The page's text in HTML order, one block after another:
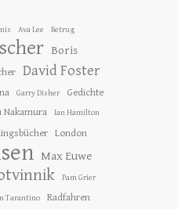
Ava Lee Betrug
Boris
David Foster
Garry Disher
Gedichte
Nakamura Ian Hamilton
London
Max Euwe
Pam Grier
Tarantino
Radfahren